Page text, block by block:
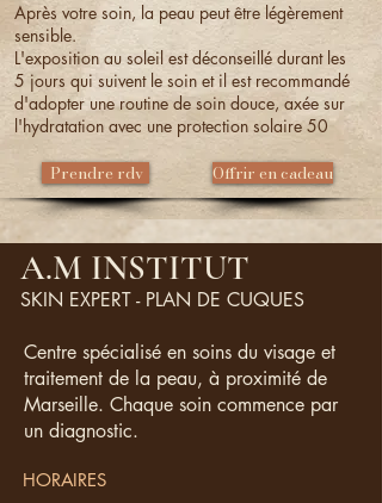
Après votre soin, la peau peut être légèrement
sensible.
L'exposition au soleil est déconseillé durant les
5 jours qui suivent le soin et il est recommandé
d'adopter une routine de soin douce, axée sur
l'hydratation avec une protection solaire 50
Prendre rdv Offrir en cadeau
A.M INSTITUT
SKIN EXPERT - PLAN DE CUQUES
Centre spécialisé en soins du visage et
traitement de la peau, à proximité de
Marseille. Chaque soin commence par
un diagnostic.
HORAIRES